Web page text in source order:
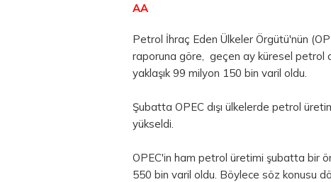
AA
Petrol İhraç Eden Ülkeler Örgütü'nün
raporuna göre, geçen ay küresel petrol
yaklaşık 99 milyon 150 bin varil oldu.
Şubatta OPEC dışı ülkelerde petrol
yükseldi.
OPEC'in ham petrol üretimi şubatta bir
550 bin varil oldu. Böylece söz konusu